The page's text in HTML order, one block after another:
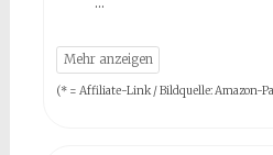
(* = Affiliate-Link / Bildquelle: Amazon-